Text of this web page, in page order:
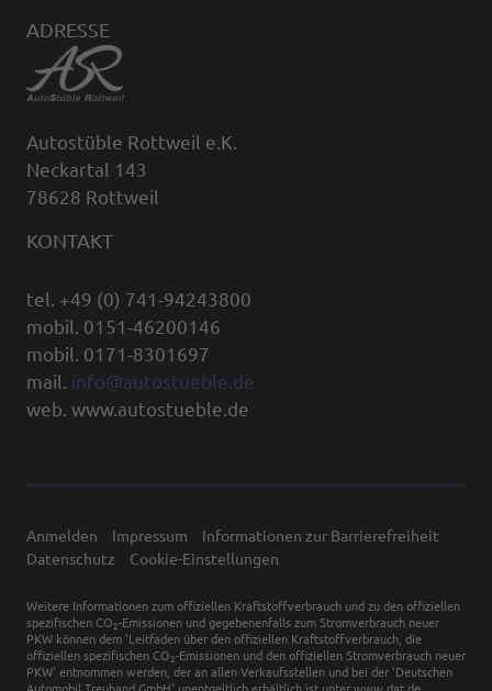
ADRESSE
Autostüble Rottweil e.K.
Neckartal 143
78628 Rottweil
KONTAKT
tel. +49 (0) 741-94243800
mobil. 0151-46200146
mobil. 0171-8301697
mail. info@autostueble.de
web. www.autostueble.de
Anmelden Impressum
Informationen zur Barrierefreiheit
Datenschutz
Cookie-Einstellungen
Weitere Informationen zum offiziellen Kraftstoffverbrauch und zu den offiziellen
spezifischen CO 2-Emissionen und gegebenenfalls zum Stromverbrauch neuer
PKW können dem 'Leitfaden über den offiziellen Kraftstoffverbrauch, die
offiziellen spezifischen CO 2-Emissionen und den offiziellen Stromverbrauch neuer
PKW' entnommen werden, der an allen Verkaufsstellen und bei der 'Deutschen